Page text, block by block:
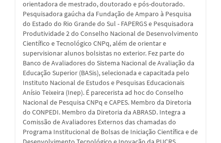
orientadora de mestrado, doutorado e pós-doutorado.
Pesquisadora gaúcha da Fundação de Amparo à Pesquisa
do Estado do Rio Grande do Sul - FAPERGS e Pesquisadora
Produtividade 2 do Conselho Nacional de Desenvolvimento
Científico e Tecnológico CNPq, além de orientar e
supervisionar alunos bolsistas no exterior. Fez parte do
Banco de Avaliadores do Sistema Nacional de Avaliação da
Educação Superior (BASis), selecionada e capacitada pelo
Instituto Nacional de Estudos e Pesquisas Educacionais
Anísio Teixeira (Inep). É parecerista ad hoc do Conselho
Nacional de Pesquisa CNPq e CAPES. Membro da Diretoria
do CONPEDI. Membro da Diretoria da ABRASD. Integra a
Comissão de Avaliadores Externos das chamadas do
Programa Institucional de Bolsas de Iniciação Científica e de